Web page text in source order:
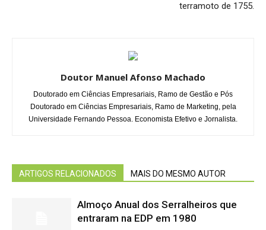
terramoto de 1755.
Doutor Manuel Afonso Machado
Doutorado em Ciências Empresariais, Ramo de Gestão e Pós
Doutorado em Ciências Empresariais, Ramo de Marketing, pela
Universidade Fernando Pessoa. Economista Efetivo e Jornalista.
ARTIGOS RELACIONADOS MAIS DO MESMO AUTOR
Almoço Anual dos Serralheiros que
entraram na EDP em 1980